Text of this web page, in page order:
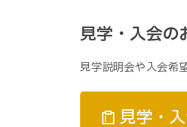
見学・入会の
見学説明会や入会希
見学・